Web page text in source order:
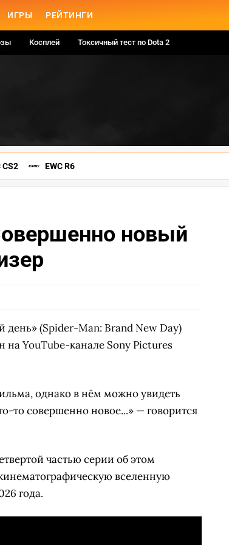
ИГРЫ РЕЙТИНГИ
Косплей Токсичный тест по Dota 2
CS2 EWC R6
новый
(Spider-Man: Brand New Day)
на YouTube-канале Sony Pictures
однако в нём можно увидеть
то совершенно новое...» — говорится
частью серии об этом
вселенную
года.